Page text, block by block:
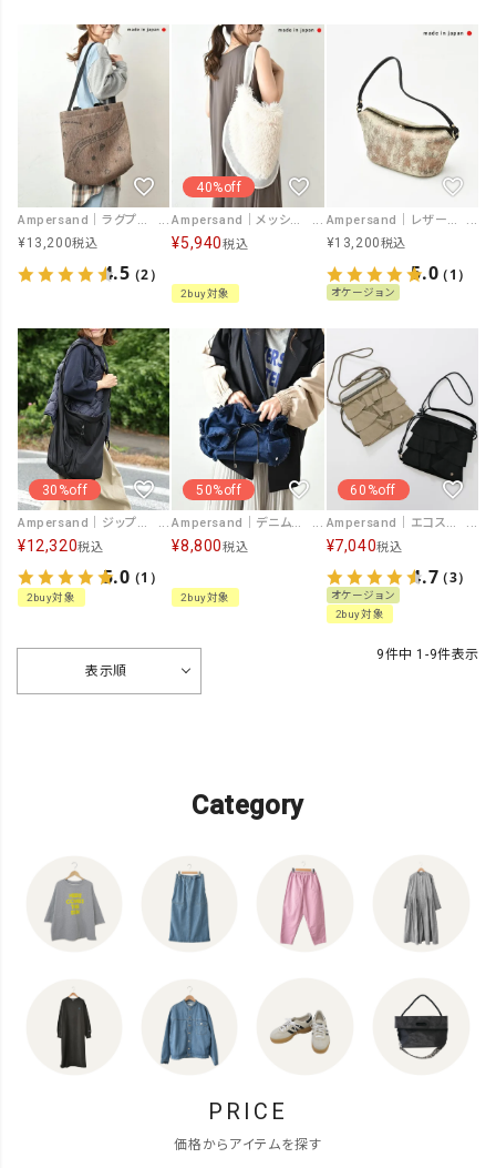
¥13,200税込
4.5（2）
40%off
¥5,940税込
2buy対象
¥13,200税込
5.0（1）
オケージョン
30%off
Ampersand｜ジップ ワンショルダーバック [[ER24-A91]][C]
¥12,320税込
5.0（1）
2buy対象
50%off
Ampersand｜デニムフリルショルダーバッグ [[ME-24004]][C]
¥8,800税込
2buy対象
60%off
Ampersand｜エコスウェードフリルBAG [[ME-23040M]][C]
¥7,040税込
4.7（3）
オケージョン
2buy対象
表示順
9件中 1 -9件表示
Category
PRICE
価格からアイテムを探す